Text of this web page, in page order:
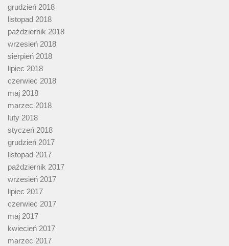
grudzień 2018
listopad 2018
październik 2018
wrzesień 2018
sierpień 2018
lipiec 2018
czerwiec 2018
maj 2018
marzec 2018
luty 2018
styczeń 2018
grudzień 2017
listopad 2017
październik 2017
wrzesień 2017
lipiec 2017
czerwiec 2017
maj 2017
kwiecień 2017
marzec 2017